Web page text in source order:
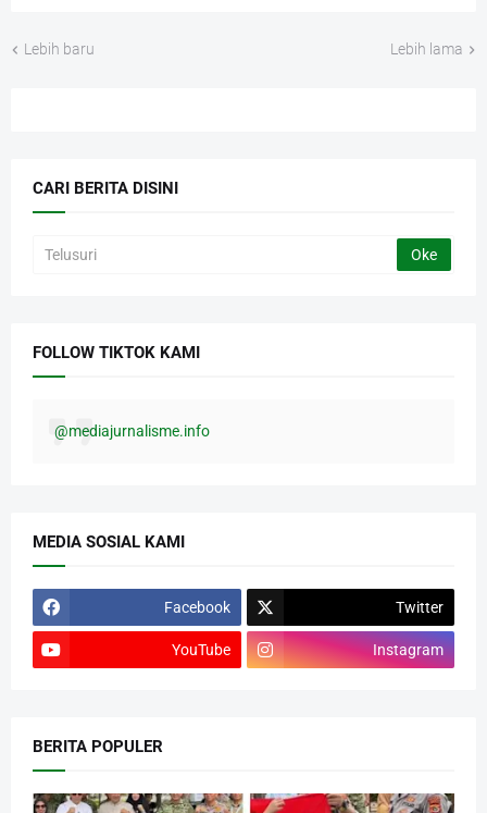
Lebih baru Lebih lama
CARI BERITA DISINI
FOLLOW TIKTOK KAMI
@mediajurnalisme.info
MEDIA SOSIAL KAMI
Facebook Twitter
YouTube Instagram
BERITA POPULER